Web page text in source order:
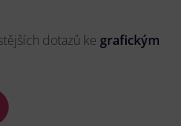
dotazů ke grafickým